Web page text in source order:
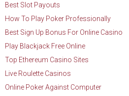
Best Slot Payouts
How To Play Poker Professionally
Best Sign Up Bonus For Online Casino
Play Blackjack Free Online
Top Ethereum Casino Sites
Live Roulette Casinos
Online Poker Against Computer